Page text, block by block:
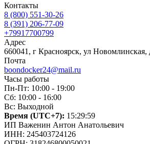
Контакты
8 (800) 551-30-26
8 (391) 206-77-09
+79917700799
Адрес
660041, г Красноярск, ул
Почта
boondocker24@mail.ru
Часы работы
Пн-Пт: 10:00 - 19:00
Сб: 10:00 - 16:00
Вс: Выходной
Время (UTC+7): 15:30:00
ИП Важенин Антон Анатольевич
ИНН: 245403724126